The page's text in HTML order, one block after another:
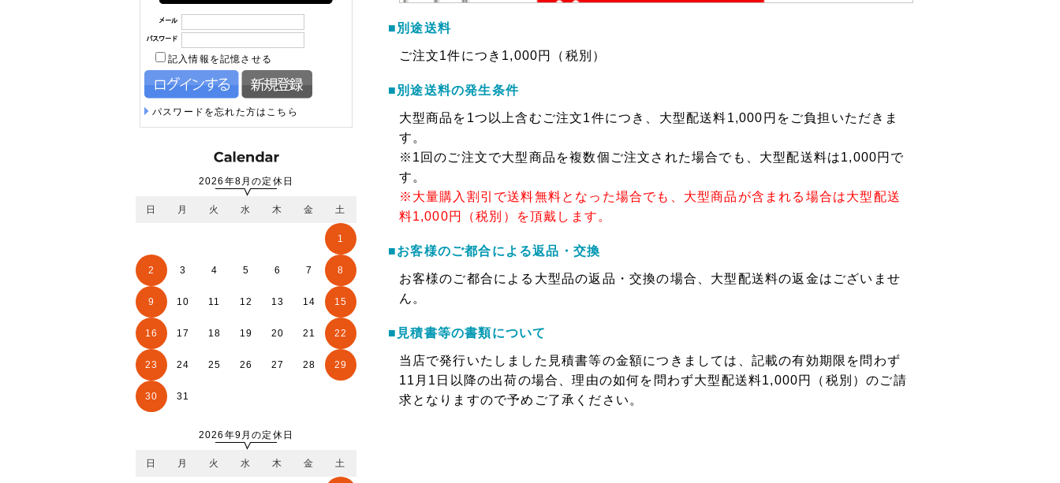
記入情報を記憶させる
パスワードを忘れた方はこちら
2026年8月の定休日
日 月 火 水 木 金 土
1
2 3 4 5 6 7 8
9 10 11 12 13 14 15
16 17 18 19 20 21 22
23 24 25 26 27 28 29
30 31
2026年9月の定休日
日 月 火 水 木 金 土
■別途送料
ご注文1件につき1,000円（税別）
■別途送料の発生条件
大型商品を1つ以上含むご注文1件につき、大型配送料1,000円をご負担いただきま
す。
※1回のご注文で大型商品を複数個ご注文された場合でも、大型配送料は1,000円で
す。
※大量購入割引で送料無料となった場合でも、大型商品が含まれる場合は大型配送
料1,000円（税別）を頂戴します。
■お客様のご都合による返品・交換
お客様のご都合による大型品の返品・交換の場合、大型配送料の返金はございませ
ん。
■見積書等の書類について
当店で発行いたしました見積書等の金額につきましては、記載の有効期限を問わず
11月1日以降の出荷の場合、理由の如何を問わず大型配送料1,000円（税別）のご請
求となりますので予めご了承ください。